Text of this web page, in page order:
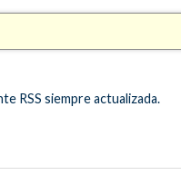
RSS siempre actualizada.